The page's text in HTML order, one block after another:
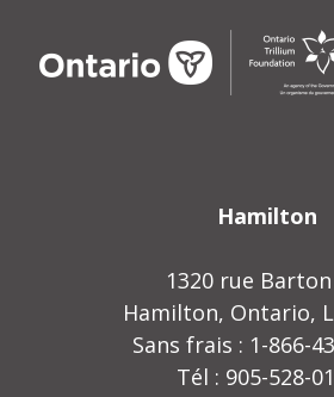
Hamilton
1320 rue
Hamilton, Ontario,
Sans frais : 1-866-
Tél : 905-528-